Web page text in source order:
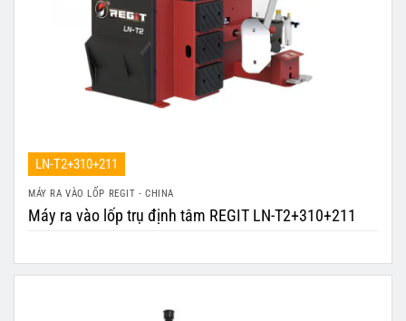
LN-T2+310+211
MÁY RA VÀO LỐP REGIT - CHINA
Máy ra vào lốp trụ định tâm REGIT LN-T2+310+211